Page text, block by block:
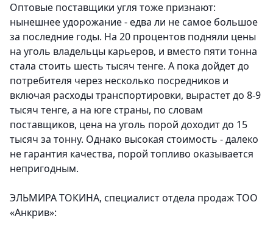
Оптовые поставщики угля тоже признают:
нынешнее удорожание - едва ли не самое большое
за последние годы. На 20 процентов подняли цены
на уголь владельцы карьеров, и вместо пяти тонна
стала стоить шесть тысяч тенге. А пока дойдет до
потребителя через несколько посредников и
включая расходы транспортировки, вырастет до 8-9
тысяч тенге, а на юге страны, по словам
поставщиков, цена на уголь порой доходит до 15
тысяч за тонну. Однако высокая стоимость - далеко
не гарантия качества, порой топливо оказывается
непригодным.
ЭЛЬМИРА ТОКИНА, специалист отдела продаж ТОО
«Анкрив»: